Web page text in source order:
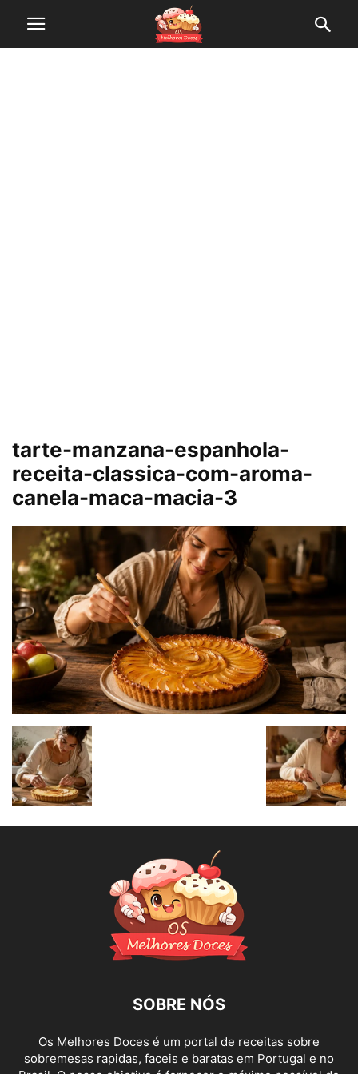
tarte-manzana-espanhola-
receita-classica-com-aroma-
canela-maca-macia-3
SOBRE NÓS
Os Melhores Doces é um portal de receitas sobre
sobremesas rapidas, faceis e baratas em Portugal e no